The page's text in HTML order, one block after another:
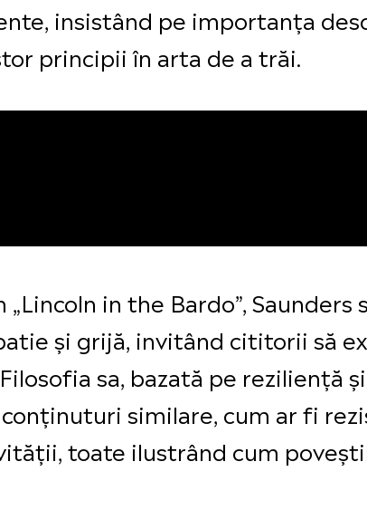
insistând pe importanța
principii în arta de a trăi.
in the Bardo”, Saunders
și grijă, invitând cititorii să
sa, bazată pe reziliență
similare, cum ar fi
toate ilustrând cum